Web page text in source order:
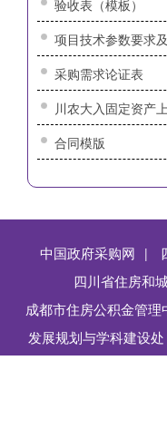
验收表（模板）
项目技术参数要求
采购需求论证表
合同模版
上页
中国政府采购网 |
四川省住房和
成都市住房公积金管理
发展规划与学科建设处